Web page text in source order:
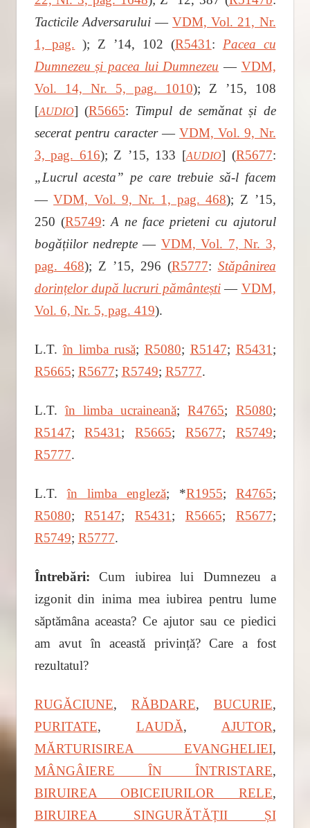
Tacticile Adversarului ― VDM, Vol. 21, Nr.
1, pag. ); Z ʼ14, 102 (R5431 : Pacea cu
Dumnezeu și pacea lui Dumnezeu ― VDM,
Vol. 14, Nr. 5, pag. 1010); Z ʼ15, 108
[AUDIO] (R5665: Timpul de semănat și de
secerat pentru caracter ― VDM, Vol. 9, Nr.
3, pag. 616); Z ʼ15, 133 [AUDIO] (R5677:
„Lucrul acesta” pe care trebuie să-l facem
― VDM, Vol. 9, Nr. 1, pag. 468); Z ʼ15,
250 (R5749: A ne face prieteni cu ajutorul
bogățiilor nedrepte ― VDM, Vol. 7, Nr. 3,
pag. 468); Z ʼ15, 296 (R5777: Stăpânirea
dorințelor după lucruri pământești ― VDM,
Vol. 6, Nr. 5, pag. 419).
L.T.în limba rusă; R5080; R5147; R5431 ;
R5665; R5677; R5749; R5777.
L.T.în limba ucraineană;R4765; R5080;
R5147;R5431 ; R5665; R5677; R5749;
R5777.
L.T.în limba engleză; *R1955; R4765;
R5080;R5147; R5431 ; R5665; R5677;
R5749; R5777.
Întrebări: Cum iubirea lui Dumnezeu a
izgonit din inima mea iubirea pentru lume
săptămâna aceasta? Ce ajutor sau ce piedici
am avut în această privință? Care a fost
rezultatul?
RUGĂCIUNE, RĂBDARE, BUCURIE,
PURITATE, LAUDĂ, AJUTOR,
MĂRTURISIREA EVANGHELIEI,
MÂNGÂIERE ÎN ÎNTRISTARE,
BIRUIREA OBICEIURILOR RELE,
BIRUIREA SINGURĂTĂȚII ȘI